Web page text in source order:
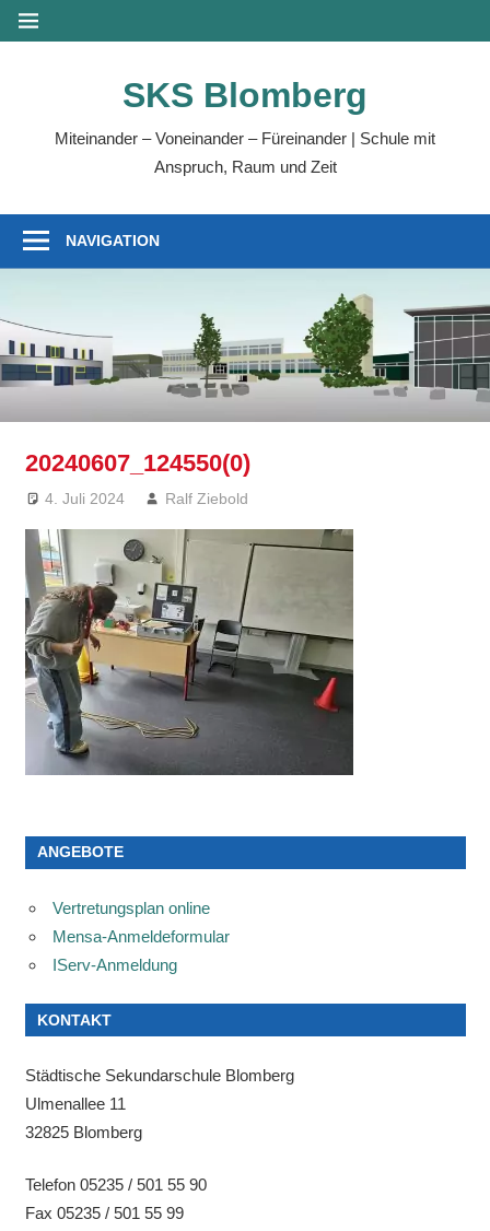
Zum
Inhalt
MENÜ
SKS Blomberg
Miteinander – Voneinander – Füreinander | Schule mit
Anspruch, Raum und Zeit
NAVIGATION
20240607_124550(0)
4. Juli 2024 Ralf Ziebold
ANGEBOTE
Vertretungsplan online
Mensa-Anmeldeformular
IServ-Anmeldung
KONTAKT
Städtische Sekundarschule Blomberg
Ulmenallee 11
32825 Blomberg
Telefon 05235 / 501 55 90
Fax 05235 / 501 55 99